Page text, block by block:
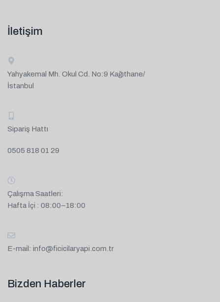
Bizden Haberler
İletişim
Yahyakemal Mh. Okul Cd. No:9 Kağıthane/
İstanbul
Sipariş Hattı
0505 818 01 29
Çalışma Saatleri:
Hafta İçi : 08:00–18:00
E-mail: info@ficicilaryapi.com.tr